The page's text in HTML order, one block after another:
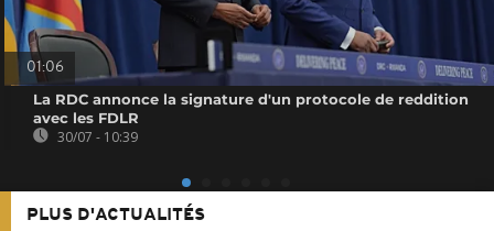
01:06
La RDC annonce la signature d'un protocole de reddition
avec les FDLR
30/07 - 10:39
PLUS D'ACTUALITÉS